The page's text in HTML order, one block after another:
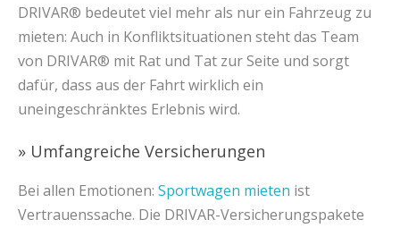
DRIVAR® bedeutet viel mehr als nur ein Fahrzeug zu
mieten: Auch in Konfliktsituationen steht das Team
von DRIVAR® mit Rat und Tat zur Seite und sorgt
dafür, dass aus der Fahrt wirklich ein
uneingeschränktes Erlebnis wird.
» Umfangreiche Versicherungen
Bei allen Emotionen: Sportwagen mieten ist
Vertrauenssache. Die DRIVAR-Versicherungspakete